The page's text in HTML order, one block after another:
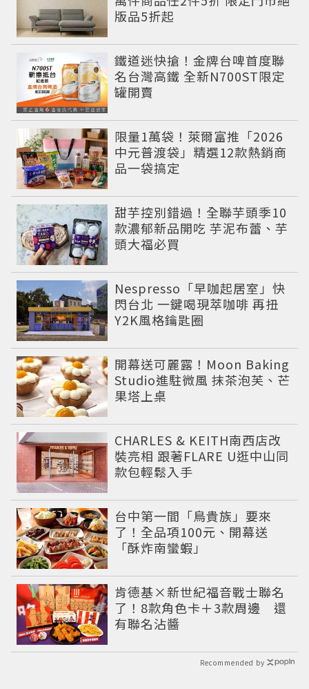
版品5折起
鐵道迷快搶！金牌台啤首度聯
名台灣高鐵 全新N700ST限定
罐開賣
限量1萬袋！萊爾富推「2026
中元普渡袋」精選12款熱銷商
品一袋搞定
甜芋控別錯過！全聯芋頭季10
款濃郁新品開吃 芋泥布蕾、芋
頭大福必買
Nespresso「早咖起居室」快
閃台北 一鍵喝現萃咖啡 再扭
Y2K風格鑰匙圈
開幕送可麗露！Moon Baking
Studio進駐微風 抹茶泡芙、芒
果塔上桌
CHARLES & KEITH南西店改
裝亮相 跟著FLARE U逛中山同
款包輕鬆入手
台中第一間「鳥貴族」要來
了！全品項100元、開幕送
「酥炸南蠻蝦」
肯德基×新世紀福音戰士聯名
了！8款角色卡＋3款周邊 還
有聯名沾醬
Recommended by